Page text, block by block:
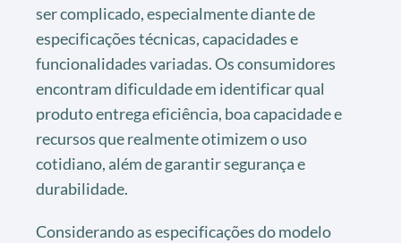
ser complicado, especialmente diante de
especificações técnicas, capacidades e
funcionalidades variadas. Os consumidores
encontram dificuldade em identificar qual
produto entrega eficiência, boa capacidade e
recursos que realmente otimizem o uso
cotidiano, além de garantir segurança e
durabilidade.
Considerando as especificações do modelo